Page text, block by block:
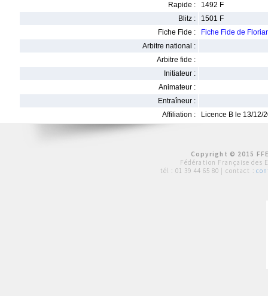
Rapide :
1492 F
Blitz :
1501 F
Fiche Fide :
Fiche Fide de
Arbitre national :
Arbitre fide :
Initiateur :
Animateur :
Entraîneur :
Affiliation :
Licence B le 13/12/
Copyright © 2015
Fédération Française des
tél : 01 39 44 65 80 | contact :